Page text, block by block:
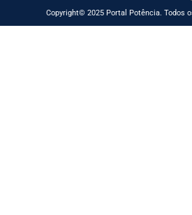
Copyright© 2025 Portal Potência. Todos